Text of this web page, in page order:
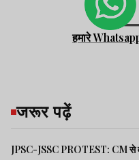
हमारे
जरूर पढ़ें
JPSC-JSSC PROTEST: CM से